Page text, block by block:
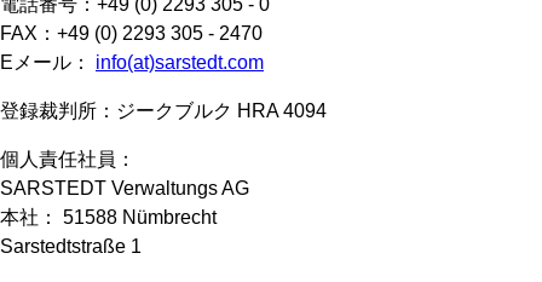
FAX：+49 (0) 2293 305 - 2470
Eメール： info(at)sarstedt.com
登録裁判所：ジークブルク HRA 4094
個人責任社員：
SARSTEDT Verwaltungs AG
本社： 51588 Nümbrecht
Sarstedtstraße 1